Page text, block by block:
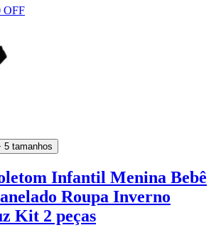
OFF
5 tamanhos
Infantil Menina Bebê
Roupa Inverno
Kit 2 peças